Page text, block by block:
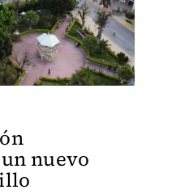
nuevo